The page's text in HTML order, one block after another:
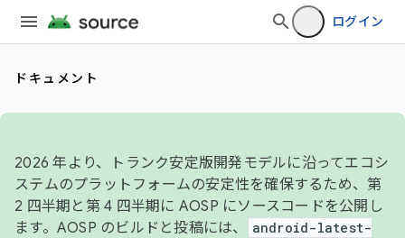
ログイン
ドキュメント
2026 年より、トランク安定版開発モデルに沿ってエコシ
ステムのプラットフォームの安定性を確保するため、第
2 四半期と第 4 四半期に AOSP にソースコードを公開し
ます。AOSP のビルドと投稿には、
android-latest-